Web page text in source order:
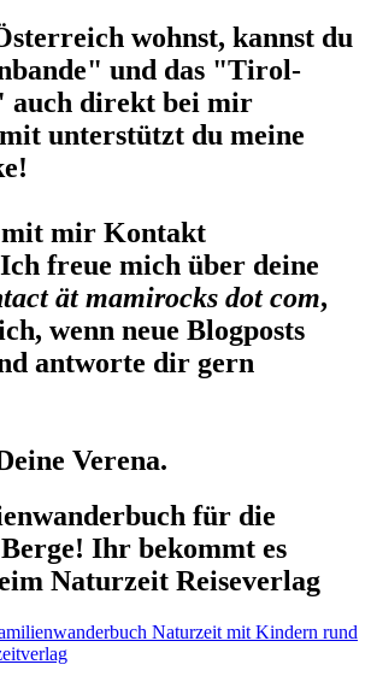
wohnst, kannst du
und das "Tirol-
auch direkt bei mir
unterstützt du meine
mit mir Kontakt
freue mich über deine
ät mamirocks dot com,
wenn neue Blogposts
antworte dir gern
Verena.
für die
Ihr bekommt es
Naturzeit Reiseverlag